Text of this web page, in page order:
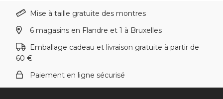
Mise à taille gratuite des montres
6 magasins en Flandre et 1 à Bruxelles
Emballage cadeau et livraison gratuite à partir de
60 €
Paiement en ligne sécurisé